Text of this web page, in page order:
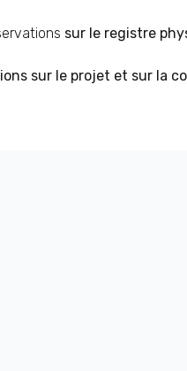
sur le registre
sur le projet et sur la